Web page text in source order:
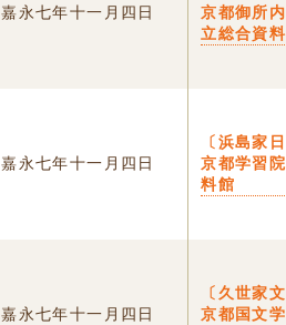
嘉永七年十一月四日
京都御所
立総合資
嘉永七年十一月四日
〔浜島家
京都学習
料館
嘉永七年十一月四日
〔久世家
京都国文